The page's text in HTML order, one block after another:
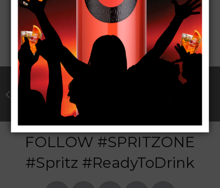
CAIPITZONE
FOLLOW #SPRITZONE
#Spritz #ReadyToDrink